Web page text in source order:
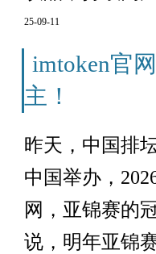
25-09-11
imtoken官
主！
昨天，中国排
中国举办，
网，亚锦赛的
说，明年亚锦